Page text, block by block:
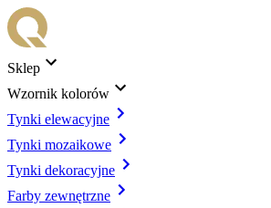
Sklep
Wzornik kolorów
Tynki elewacyjne
Tynki mozaikowe
Tynki dekoracyjne
Farby zewnętrzne